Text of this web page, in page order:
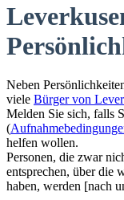
Neben
viele Bürger von
Melden Sie sich, falls
(
helfen wollen.
Personen, die zwar
entsprechen, über die
haben, werden [nach